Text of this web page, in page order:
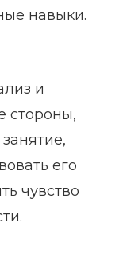
навыки.
и
стороны,
его
чувство